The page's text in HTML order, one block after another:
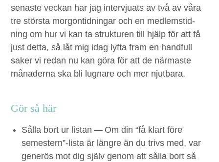
senaste veck­an har jag inter­vju­ats av två av våra
tre störs­ta mor­gon­tid­ningar och en medlem­stid­
ning om hur vi kan ta struk­turen till hjälp för att få
just det­ta, så låt mig idag lyf­ta fram en hand­full
sak­er vi redan nu kan göra för att de när­maste
månader­na ska bli lugnare och mer njutbara.
Gör så här
Sål­la bort ur lis­tan — Om din“få klart före
semestern”-lista är län­gre än du trivs med, var
gen­erös mot dig själv genom att sål­la bort så